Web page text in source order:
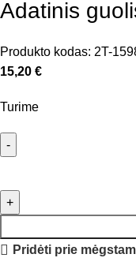
Adatinis
Produkto kodas: 2T-
15,20 €
Turime
Pridėti prie